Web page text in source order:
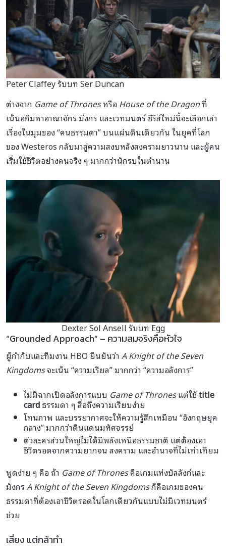
Peter Claffey รับบท Ser Duncan
ต่างจาก Game of ThronesหรือHouse of the Dragonที่
เน้นอภิมหาอาณาจักร มังกร และเวทมนตร์ ซีรีส์ใหม่นี้จะเลือกเล่า
เรื่องในมุมของ “คนธรรมดา” บนแผ่นดินเดียวกัน ในยุคที่โลก
ของ Westeros กลับมาสู่ความสงบหลังสงครามยาวนาน และผู้คน
เริ่มใช้ชีวิตอย่างคนจริง ๆ มากกว่านักรบในตำนาน
Dexter Sol Ansell รับบท Egg
“Grounded Approach” – ความสมจริงคือหัวใจ
ผู้กำกับและทีมงาน HBO ยืนยันว่าA Knight of the Seven
Kingdomsจะเน้น “ความเรียล” มากกว่า “ความอลังการ”
ไม่มีฉากเปิดอลังการแบบ Game of Thronesแต่ใช้title
cardธรรมดา ๆ สื่อถึงความเรียบง่าย
โทนภาพ และบรรยากาศจะให้ความรู้สึกเหมือน “อังกฤษยุค
กลาง” มากกว่าดินแดนมหัศจรรย์
ตัวละครส่วนใหญ่ไม่ได้มีพลังเหนือธรรมชาติ แต่ต้องเอา
ชีวิตรอดจากความยากจน สงคราม และอำนาจที่ไม่เท่าเทียม
พูดง่าย ๆ คือ ถ้า Game of Thronesคือเกมแห่งบัลลังก์และ
มังกรA Knight of the Seven Kingdomsก็คือเกมของคน
ธรรมดาที่ต้องเอาชีวิตรอดในโลกเดียวกันแบบไม่มีเวทมนตร์
ช่วย
เสี่ยง แต่กล้าทำ